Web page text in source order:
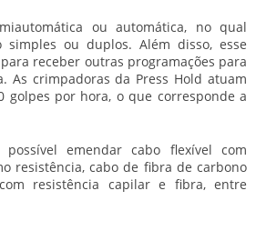
ou automática, no qual
ou duplos. Além disso, esse
receber outras programações para
As crimpadoras da Press Hold atuam
golpes por hora, o que corresponde a
emendar cabo flexível com
resistência, cabo de fibra de carbono
resistência capilar e fibra, entre